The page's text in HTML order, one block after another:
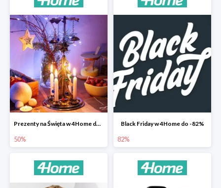
Prezenty na Święta w 4Home do -50%
50%
Black Friday w 4Home do -82%
82%